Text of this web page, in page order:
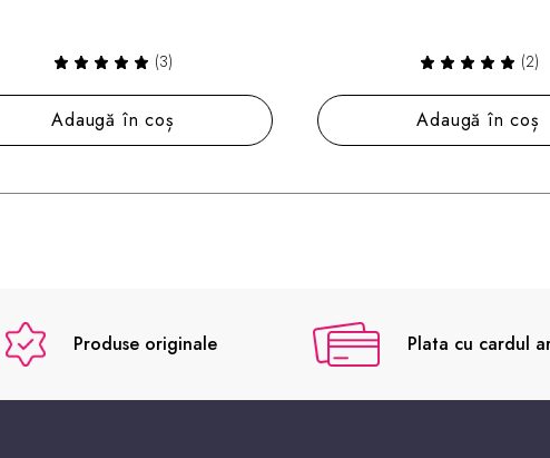
(2)
Adaugă în coș
(2)
Adaugă în coș
Produse originale Plata cu cardul